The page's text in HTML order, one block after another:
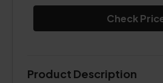
Check
Product Description